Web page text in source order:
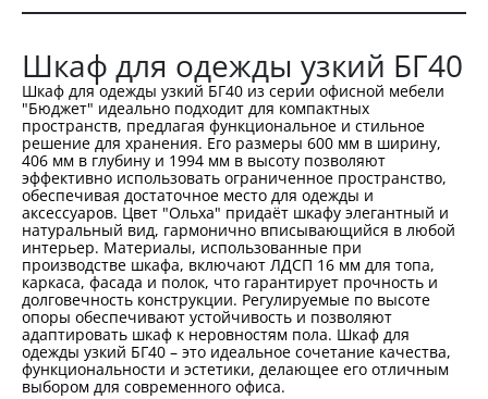
Шкаф для одежды узкий БГ40
Шкаф для одежды узкий БГ40 из серии офисной мебели
"Бюджет" идеально подходит для компактных
пространств, предлагая функциональное и стильное
решение для хранения. Его размеры 600 мм в ширину,
406 мм в глубину и 1994 мм в высоту позволяют
эффективно использовать ограниченное пространство,
обеспечивая достаточное место для одежды и
аксессуаров. Цвет "Ольха" придаёт шкафу элегантный и
натуральный вид, гармонично вписывающийся в любой
интерьер. Материалы, использованные при
производстве шкафа, включают ЛДСП 16 мм для топа,
каркаса, фасада и полок, что гарантирует прочность и
долговечность конструкции. Регулируемые по высоте
опоры обеспечивают устойчивость и позволяют
адаптировать шкаф к неровностям пола. Шкаф для
одежды узкий БГ40 – это идеальное сочетание качества,
функциональности и эстетики, делающее его отличным
выбором для современного офиса.